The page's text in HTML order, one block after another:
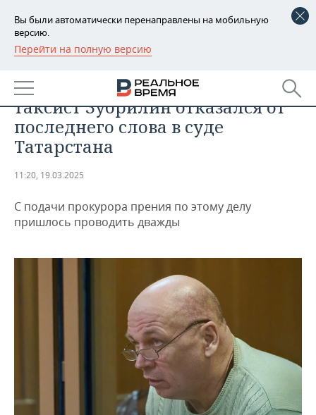
Вы были автоматически перенаправлены на мобильную
версию.
Перейти на полную версию
РЕГИОНЫ
БАШКОРТОСТАН
ТАТАРСТАН
УДМУРТИЯ
НОВОСТИ
АНАЛИТИКА
НОВОСТИ АНАЛИТИКИ
ДЕКЛАРАЦИИ О ДОХОДАХ
КОРОЛИ ГОСЗАКАЗА ПФО
ЭКОНОМИКА
НОВОСТИ ЭКОНОМИКИ
ФИНАНСЫ
ПРОМЫШЛЕННОСТЬ
НОВОСТИ
ПРОМЫШЛЕННОСТИ
АГРОПРОМ
НЕДВИЖИМОСТЬ
РОЗНИЧНАЯ ТОРГОВЛЯ
УСЛУГИ
НОВОСТИ ТЕХНОЛОГИЙ
МЕДИА
НОВОСТИ МЕРОПРИЯТИЙ
ВЫЕЗДНАЯ РЕДАКЦИЯ
НОВОСТИ СПОРТА
ОБЩЕСТВО
«Никого не травил, не угощал»:
таксист Зубрилин отказался от
последнего слова в суде
Татарстана
11:20, 19.03.2025
С подачи прокурора прения по этому делу
пришлось проводить дважды